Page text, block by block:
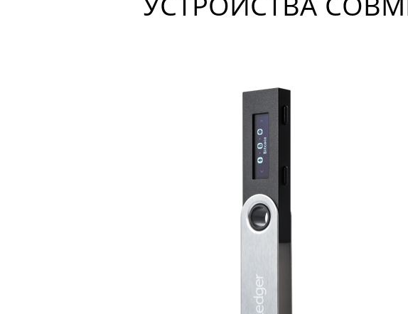
УСТРОЙСТВА